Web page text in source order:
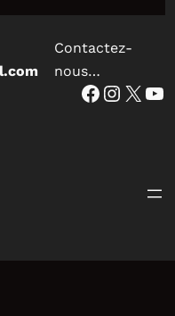
Contactez-
nous…
Facebook Instagram X YouTube